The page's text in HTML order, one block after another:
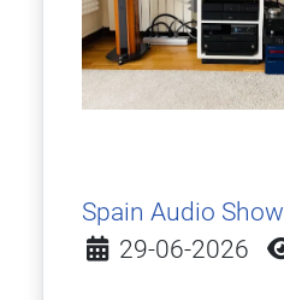
Spain Audio Show
Detalles
29-06-2026